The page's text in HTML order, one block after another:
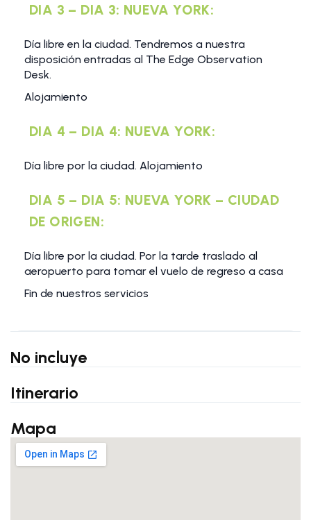
DIA 3 – DIA 3: NUEVA YORK:
Día libre en la ciudad. Tendremos a nuestra
disposición entradas al The Edge Observation
Desk.
Alojamiento
DIA 4 – DIA 4: NUEVA YORK:
Día libre por la ciudad. Alojamiento
DIA 5 – DIA 5: NUEVA YORK – CIUDAD
DE ORIGEN:
Día libre por la ciudad. Por la tarde traslado al
aeropuerto para tomar el vuelo de regreso a casa
Fin de nuestros servicios
No incluye
Itinerario
Mapa